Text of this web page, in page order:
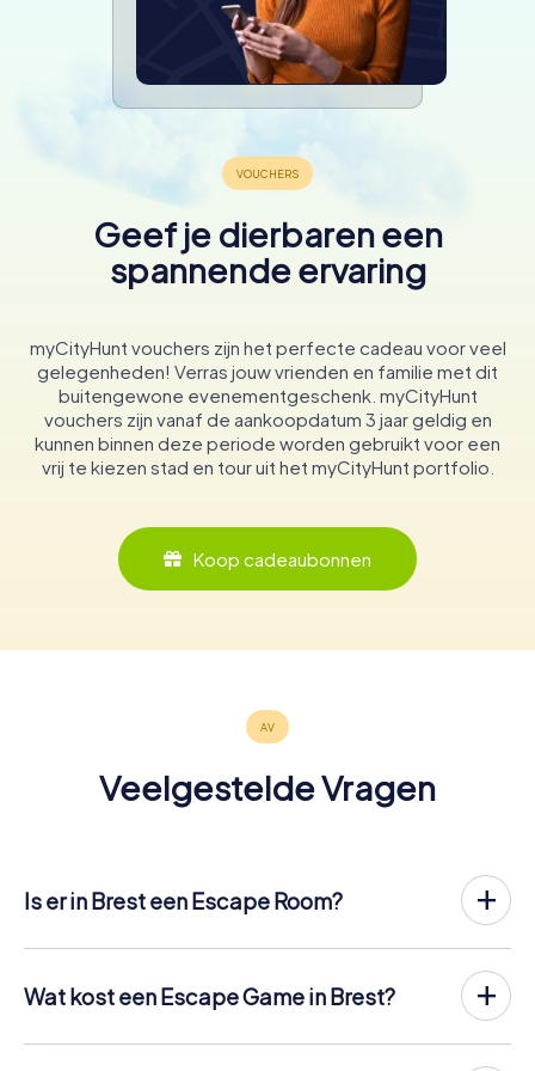
Geef je dierbaren een
spannende ervaring
myCityHunt vouchers zijn het perfecte cadeau voor veel
gelegenheden! Verras jouw vrienden en familie met dit
buitengewone evenementgeschenk. myCityHunt
vouchers zijn vanaf de aankoopdatum 3 jaar geldig en
kunnen binnen deze periode worden gebruikt voor een
vrij te kiezen stad en tour uit het myCityHunt portfolio.
Koop cadeaubonnen
Veelgestelde Vragen
Is er in Brest een Escape Room?
Het is nu mogelijk om in Brest een Escape Game in de
buitenlucht te spelen!
In tegenstelling tot een klassieke Escape Room, waar
spelers in een kleine kamer worden opgesloten, vindt de
Wat kost een Escape Game in Brest?
Een indoor Escape Room in Brest kost meestal tussen de
€ 90 en € 150 voor 2 tot 6 personen.